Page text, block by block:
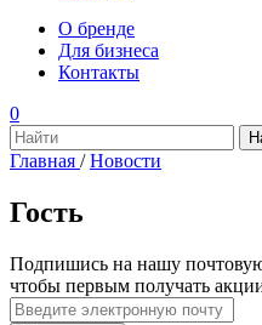
О бренде
Для бизнеса
Контакты
0
Главная / Новости
Гость
Подпишись на нашу
чтобы первым получать